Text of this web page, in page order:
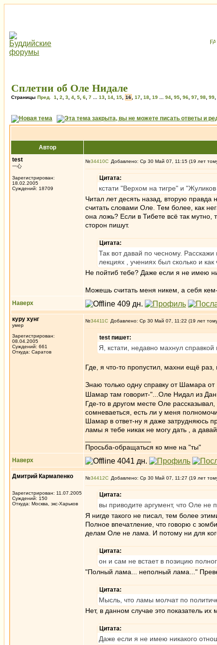
Сплетни об Оле Нидале
Страницы Пред. 1 2 3 4 5 6 7 13 14 15 16 17 18 19 94 95 96 97 98 99
Автор
test
一心
Зарегистрирован:
18.02.2005
Суждений: 18709
№34410 Добавлено: Ср 30 Май 07, 11:15 (19 лет
Цитата:
кстати "Верхом на тигре" и
Читал лет десять назад, вторую
считать словами Оле. Тем более, как
она ложь? Если в Тибете всё так мутно,
сторон пишут.
Цитата:
Так вот давай по чесному.
лекциях , учениях был сколько и
Не пойтиб тебе? Даже если я не имею
Можешь считать меня никем, а себя
Наверх
куру хунг
умер
Зарегистрирован:
08.04.2005
Суждений: 661
Откуда: Саратов
№34411 Добавлено: Ср 30 Май 07, 11:22 (19 лет
test пишет:
Я, кстати, недавно махнул
Где, я что-то пропустил, махни ещё
Знаю только одну справку от Шамара
Шамар там говорит-"...Оле Нидал из
Где-то в другом месте Оле
сомневаеться, есть ли у меня
Шамар в ответ-ну я даже затрудняюсь
ламы я тебе никак не могу дать , а
Просьба-обращаться ко мне на "ты"
Наверх
Дмитрий Кармапенко
Зарегистрирован: 11.07.2005
Суждений: 150
Откуда: Москва, экс-Харьков
№34412 Добавлено: Ср 30 Май 07, 11:27 (19 лет
Цитата:
вы приводите аргумент, что Оле не
Я нигде такого не писал, тем более
Полное впечатление, что говорю с
делам Оле не лама. И потому ни для
Цитата:
он и сам не встает в позицию
"Полный лама... неполный лама..."
Цитата:
Мысль, что ламы молчат по
Нет, в данном случае это показатель их
Цитата:
Даже если я не имею никакого